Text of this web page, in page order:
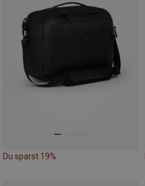
Du sparst 19%